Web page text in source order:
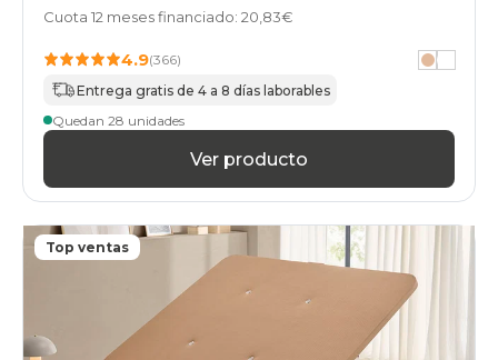
cambria
80x200cm-
unfrente
abatibles
160x200cm
cambria
canapes-
abatibles
160x210cm-
especial
abatibles
Cuota 12 meses financiado: 20,83€
4.9(366)
Entrega gratis de 4 a 8 días laborables
Quedan 28 unidades
Ver producto
Top ventas